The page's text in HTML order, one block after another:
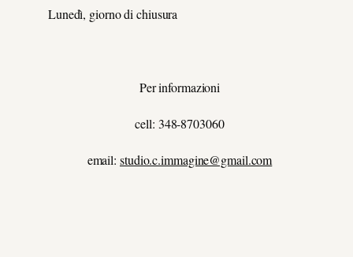
Lunedì, giorno di chiusura
Per informazioni
cell: 348-8703060
email: studio.c.immagine@gmail.com